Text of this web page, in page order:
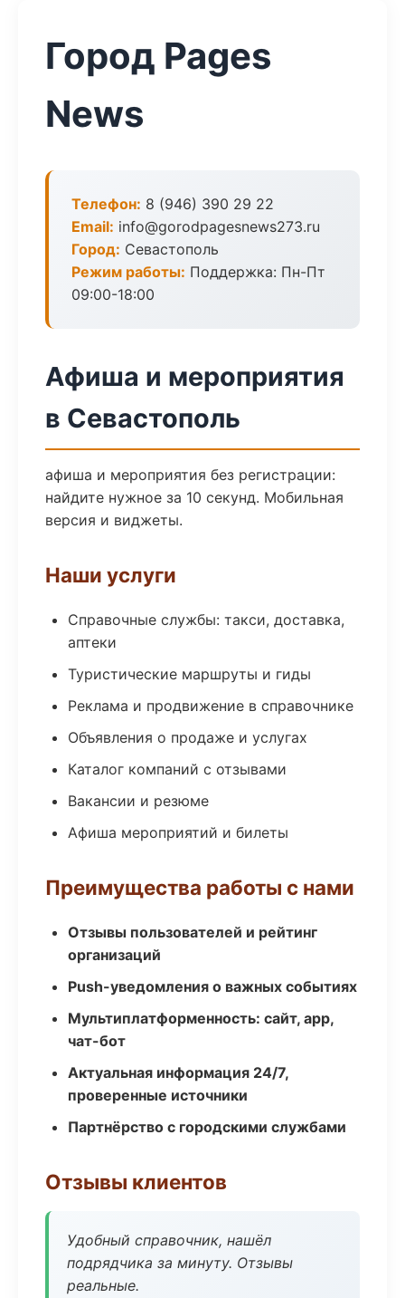
Город Pages
News
Телефон: 8 (946) 390 29 22
Email: info@gorodpagesnews273.ru
Город: Севастополь
Режим работы: Поддержка: Пн-Пт
09:00-18:00
Афиша и мероприятия
в Севастополь
афиша и мероприятия без регистрации:
найдите нужное за 10 секунд. Мобильная
версия и виджеты.
Наши услуги
Справочные службы: такси, доставка,
аптеки
Туристические маршруты и гиды
Реклама и продвижение в справочнике
Объявления о продаже и услугах
Каталог компаний с отзывами
Вакансии и резюме
Афиша мероприятий и билеты
Преимущества работы с нами
Отзывы пользователей и рейтинг
организаций
Push-уведомления о важных событиях
Мультиплатформенность: сайт, app,
чат-бот
Актуальная информация 24/7,
проверенные источники
Партнёрство с городскими службами
Отзывы клиентов
Удобный справочник, нашёл
подрядчика за минуту. Отзывы
реальные.